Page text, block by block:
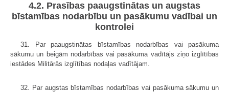
4.2. Prasības paaugstinātas un augstas
bīstamības nodarbību un pasākumu vadībai un
kontrolei
31. Par paaugstinātas bīstamības nodarbības vai pasākuma
sākumu un beigām nodarbības vai pasākuma vadītājs ziņo izglītības
iestādes Militārās izglītības nodaļas vadītājam.
32. Par augstas bīstamības nodarbības vai pasākuma sākumu un